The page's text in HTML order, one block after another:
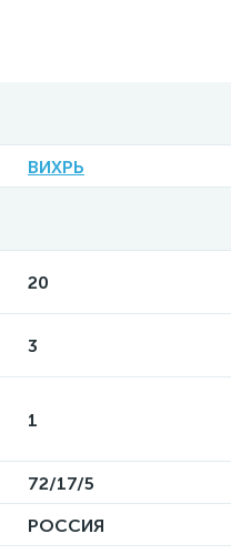
ВИХРЬ
20
3
1
72/17/5
РОССИЯ